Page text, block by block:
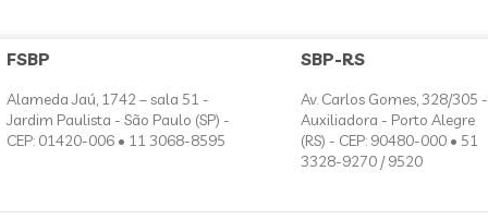
FSBP
Alameda Jaú, 1742 – sala 51 -
Jardim Paulista - São Paulo (SP) -
CEP: 01420-006 • 11 3068-8595
SBP-RS
Av. Carlos Gomes, 328/305 -
Auxiliadora - Porto Alegre
(RS) - CEP: 90480-000 • 51
3328-9270 / 9520